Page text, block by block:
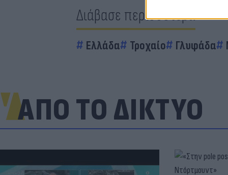
Διάβασε περισσότερα
Ελλάδα Τροχαίο Γλυφάδα
ΑΠΟ ΤΟ ΔΙΚΤΥΟ